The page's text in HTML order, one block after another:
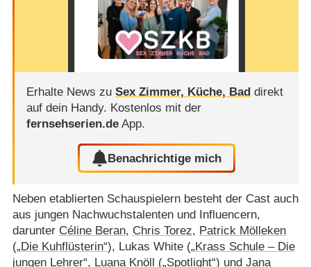
Erhalte News zu Sex Zimmer, Küche, Baddirekt
auf dein Handy. Kostenlos mit der
fernsehserien.deApp.
Benachrichtige mich
Neben etablierten Schauspielern besteht der Cast auch
aus jungen Nachwuchstalenten und Influencern,
darunter Céline Beran, Chris Torez, Patrick Mölleken
(„Die Kuhflüsterin“), Lukas White („Krass Schule – Die
jungen Lehrer“, Luana Knöll („Spotlight“) und Jana